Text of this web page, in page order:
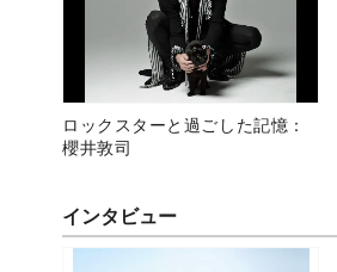
ロックスターと過ごした記憶：
櫻井敦司
インタビュー